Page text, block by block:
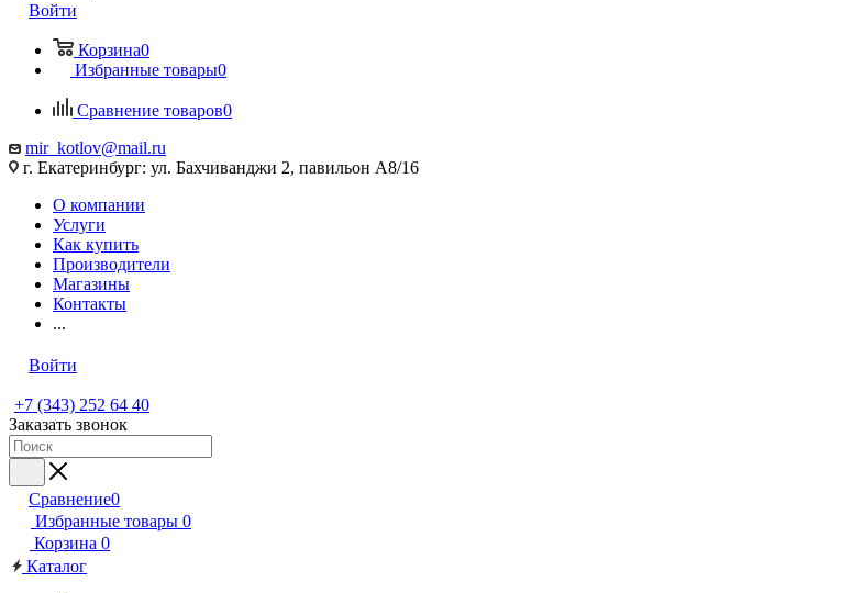
Войти
Корзина0
Избранные товары0
Сравнение товаров0
mir_kotlov@mail.ru
г. Екатеринбург: ул. Бахчиванджи 2, павильон А8/16
О компании
Услуги
Как купить
Производители
Магазины
Контакты
...
Войти
+7 (343) 252 64 40
Заказать звонок
Сравнение0
Избранные товары 0
Корзина 0
Каталог